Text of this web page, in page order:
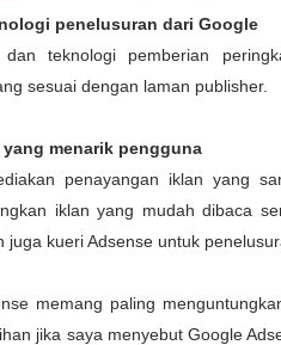
penelusuran dari Google
dan teknologi pemberian
sesuai dengan laman publisher.
menarik pengguna
penayangan iklan yang
iklan yang mudah dibaca
juga kueri Adsense untuk
memang paling
jika saya menyebut Google